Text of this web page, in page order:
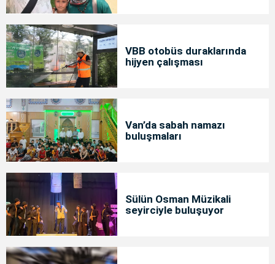
VBB otobüs duraklarında
hijyen çalışması
Van’da sabah namazı
buluşmaları
Sülün Osman Müzikali
seyirciyle buluşuyor